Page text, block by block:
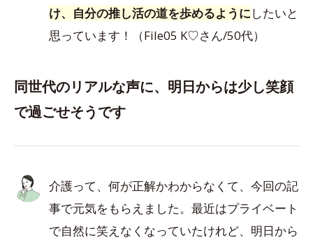
け、自分の推し活の道を歩めるようにしたいと
思っています！（File05 K♡さん/50代）
同世代のリアルな声に、明日からは少し笑顔
で過ごせそうです
介護って、何が正解かわからなくて、今回の記
事で元気をもらえました。最近はプライベート
で自然に笑えなくなっていたけれど、明日から